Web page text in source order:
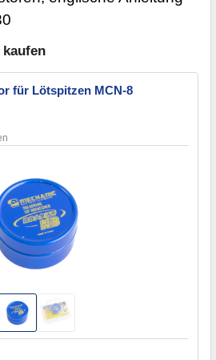
für Lötspitzen MCN-8